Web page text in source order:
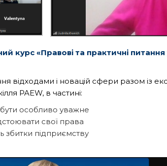
курс «Правові та практичні
відходами і новацій сфери разом
PAEW, в частині:
особливо уважне
свої права
збитки підприємству